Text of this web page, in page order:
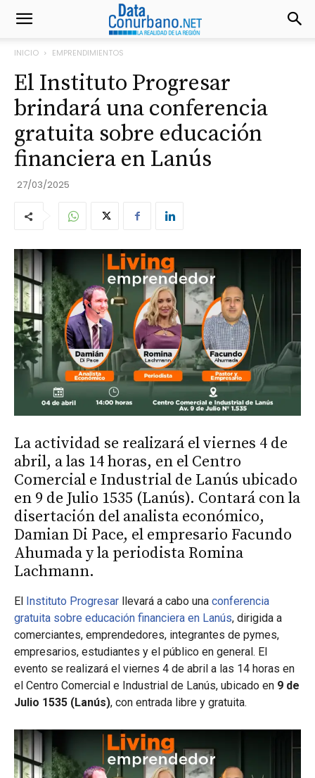
INICIO EMPRENDIMIENTOS
El Instituto Progresar
brindará una conferencia
gratuita sobre educación
financiera en Lanús
27/03/2025
La actividad se realizará el viernes 4 de
abril, a las 14 horas, en el Centro
Comercial e Industrial de Lanús ubicado
en 9 de Julio 1535 (Lanús). Contará con la
disertación del analista económico,
Damian Di Pace, el empresario Facundo
Ahumada y la periodista Romina
Lachmann.
El Instituto Progresar llevará a cabo una conferencia
gratuita sobre educación financiera en Lanús, dirigida a
comerciantes, emprendedores, integrantes de pymes,
empresarios, estudiantes y el público en general. El
evento se realizará el viernes 4 de abril a las 14 horas en
el Centro Comercial e Industrial de Lanús, ubicado en 9 de
Julio 1535 (Lanús), con entrada libre y gratuita.